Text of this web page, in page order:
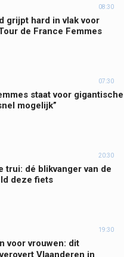
08:30
grijpt hard in vlak voor
de France Femmes
07:30
staat voor gigantische
mogelijk”
20:30
trui: dé blikvanger van de
deze fiets
19:30
voor vrouwen: dit
Vlaanderen in